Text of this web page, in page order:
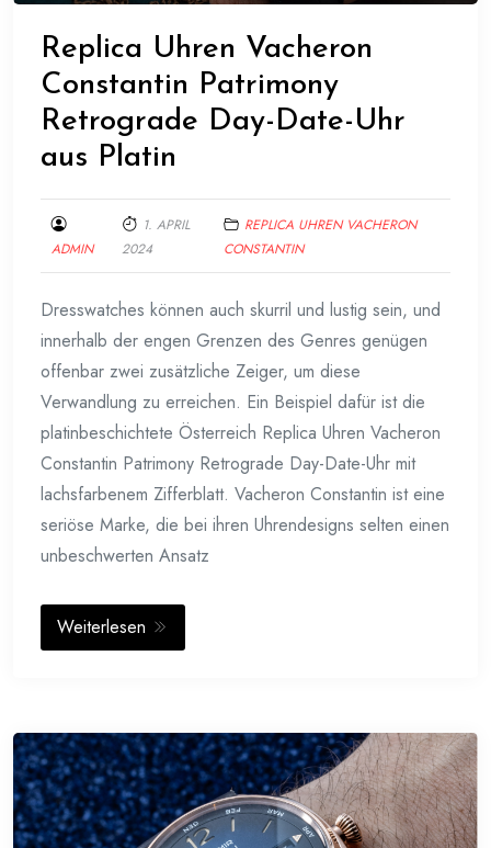
Replica Uhren Vacheron
Constantin Patrimony
Retrograde Day-Date-Uhr
aus Platin
ADMIN
1. APRIL
2024
REPLICA UHREN VACHERON
CONSTANTIN
Dresswatches können auch skurril und lustig sein, und
innerhalb der engen Grenzen des Genres genügen
offenbar zwei zusätzliche Zeiger, um diese
Verwandlung zu erreichen. Ein Beispiel dafür ist die
platinbeschichtete Österreich Replica Uhren Vacheron
Constantin Patrimony Retrograde Day-Date-Uhr mit
lachsfarbenem Zifferblatt. Vacheron Constantin ist eine
seriöse Marke, die bei ihren Uhrendesigns selten einen
unbeschwerten Ansatz
Weiterlesen